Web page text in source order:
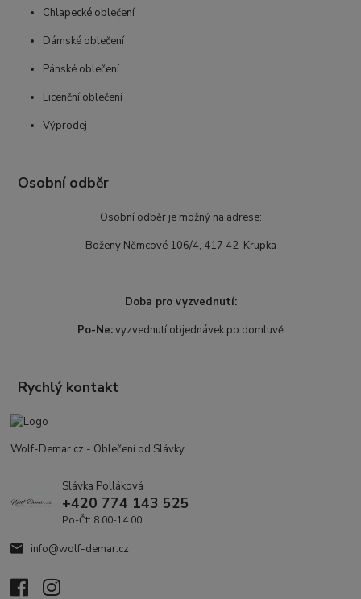
Chlapecké oblečení
Dámské oblečení
Pánské oblečení
Licenční oblečení
Výprodej
Osobní odběr
Osobní odběr je možný na adrese:
Boženy Němcové 106/4, 417 42 Krupka
Doba pro vyzvednutí:
Po-Ne:vyzvednutí objednávek po domluvě
Rychlý kontakt
Wolf-Demar.cz - Oblečení od Slávky
Slávka Polláková
+420 774 143 525
Po-Čt: 8.00-14.00
info@wolf-demar.cz